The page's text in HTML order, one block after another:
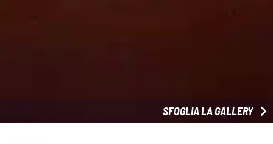
SFOGLIA LA GALLERY